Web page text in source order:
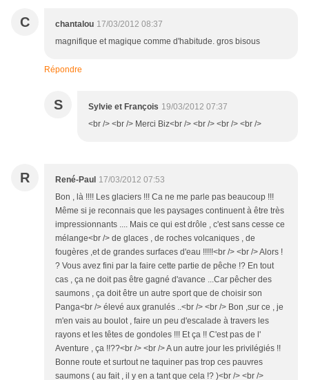
C chantalou 17/03/2012 08:37
magnifique et magique comme d'habitude. gros bisous
Répondre
S Sylvie et François 19/03/2012 07:37
<br /> <br /> Merci Biz<br /> <br /> <br /> <br />
R René-Paul 17/03/2012 07:53
Bon , là !!!! Les glaciers !!! Ca ne me parle pas beaucoup !!!
Même si je reconnais que les paysages continuent à être très
impressionnants .... Mais ce qui est drôle , c'est sans cesse ce
mélange<br /> de glaces , de roches volcaniques , de
fougères ,et de grandes surfaces d'eau !!!!!<br /> <br /> Alors !
? Vous avez fini par la faire cette partie de pêche !? En tout
cas , ça ne doit pas être gagné d'avance ...Car pêcher des
saumons , ça doit être un autre sport que de choisir son
Panga<br /> élevé aux granulés ..<br /> <br /> Bon ,sur ce , je
m'en vais au boulot , faire un peu d'escalade à travers les
rayons et les têtes de gondoles !!! Et ça !! C'est pas de l'
Aventure , ça !!??<br /> <br /> A un autre jour les privilégiés !!
Bonne route et surtout ne taquiner pas trop ces pauvres
saumons ( au fait , il y en a tant que cela !? )<br /> <br />